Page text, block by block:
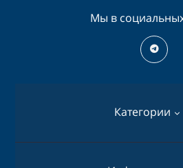
Категории
Перфораторы
Мы в